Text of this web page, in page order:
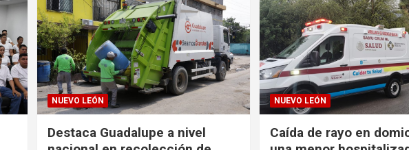
NUEVO LEÓN
Destaca Guadalupe a nivel
NUEVO LEÓN
Caída de rayo en